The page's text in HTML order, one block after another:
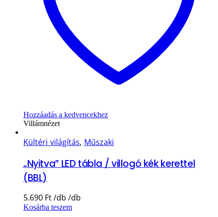
Hozzáadás a kedvencekhez
Villámnézet
Kültéri világítás, Műszaki
„Nyitva” LED tábla / villogó kék kerettel
(BBL)
5.690 Ft
Kosárba teszem